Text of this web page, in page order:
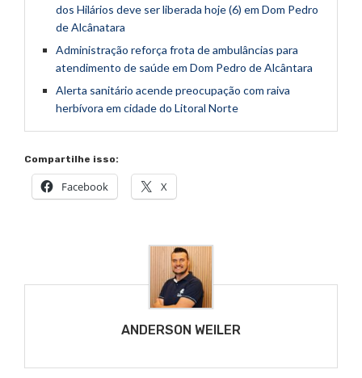
dos Hilários deve ser liberada hoje (6) em Dom Pedro
de Alcânatara
Administração reforça frota de ambulâncias para
atendimento de saúde em Dom Pedro de Alcântara
Alerta sanitário acende preocupação com raiva
herbívora em cidade do Litoral Norte
Compartilhe isso:
Facebook X
ANDERSON WEILER